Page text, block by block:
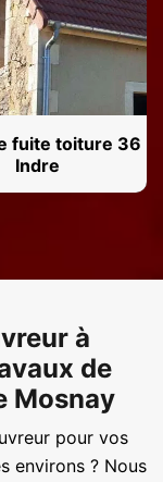
fuite toiture 36
Indre
à
de
Mosnay
pour vos
environs ? Nous